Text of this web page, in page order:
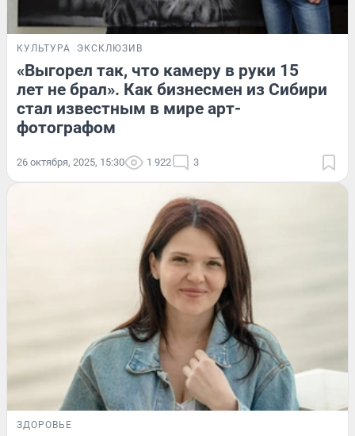
КУЛЬТУРА ЭКСКЛЮЗИВ
«Выгорел так, что камеру в руки 15
лет не брал». Как бизнесмен из Сибири
стал известным в мире арт-
фотографом
26 октября, 2025, 15:30 1 922 3
ЗДОРОВЬЕ